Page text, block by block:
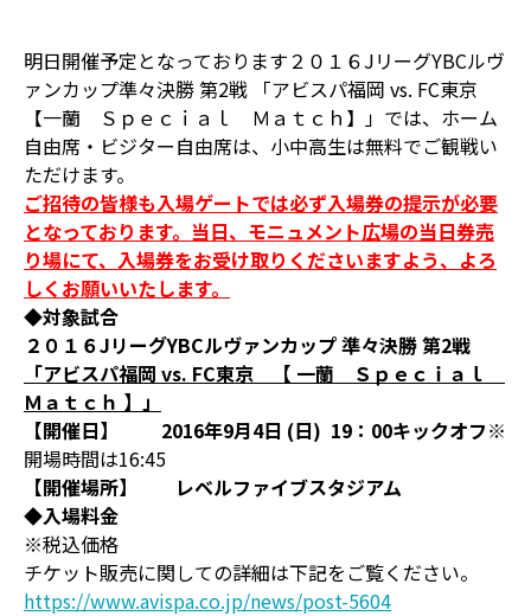
明日開催予定となっております２０１６JリーグYBCルヴ
ァンカップ準々決勝 第2戦 「アビスパ福岡 vs. FC東京
【一蘭 Ｓｐｅｃｉａｌ Ｍａｔｃｈ】」では、ホーム
自由席・ビジター自由席は、小中高生は無料でご観戦い
ただけます。
ご招待の皆様も入場ゲートでは必ず入場券の提示が必要
となっております。当日、モニュメント広場の当日券売
り場にて、入場券をお受け取りくださいますよう、よろ
しくお願いいたします。
◆対象試合
２０１６JリーグYBCルヴァンカップ 準々決勝 第2戦
「アビスパ福岡 vs. FC東京 【 一蘭 Ｓｐｅｃｉａｌ
Ｍａｔｃｈ 】」
【開催日】 2016年9月4日 (日) 19：00キックオフ※
開場時間は16:45
【開催場所】 レベルファイブスタジアム
◆入場料金
※税込価格
チケット販売に関しての詳細は下記をご覧ください。
https://www.avispa.co.jp/news/post-5604